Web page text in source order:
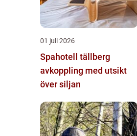
01 juli 2026
Spahotell tällberg
avkoppling med utsikt
över siljan